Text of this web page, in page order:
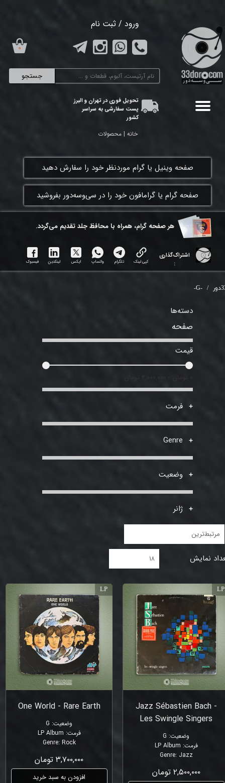
جستجو
ورود / ثبت نام
تغییر گذر واژه
سفارشات
تحویل فوری در تهران و البرز
پست سفارشی به سراسر
کشور
۰
خانه | محصولات
​صفحه وینیل یا گرام موردنظر خود را سفارش دهید
​صفحه گرام یا گرامافون خود را در سی‌وسه‌دور بفروشید
هر ​صفحه گرام، همراه با محافظ جلد تقدیم می‌گردد.
اشتراک‌گذاری
:
کپی لینک تلگرام واتساپ ایکس لینکدین فیسبوک
-G-
دسته‌ها
صفحه
قیمت
فرمت
Genre
وضعیت
ژانر
مرتبط‌ترین
نمایش ۱۸
Jazz Sébastien Bach -
Les Swingle Singers
وضعیت:
G
فرمت:
LP Album
Genre: Jazz
۲,۵۰۰,۰۰۰ تومان
LP
One World - Rare Earth
وضعیت:
G
فرمت:
LP Album
Genre: Rock
۳,۷۰۰,۰۰۰ تومان
افزودن به سبد خرید
LP